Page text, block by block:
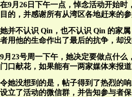
在9月26日下午一点，悼念活动开始
目的，并感谢所有从湾区各地赶来的参
她并不认识 Qin，也不认识 Qin 的家
者用他的生命作出了最后的抗争，却
9月23号周一下午，她决定要做点什
门口献花，如果能有一两家媒体来报道
令她没想到的是，帖子得到了热烈的
设立了活动的微信群，并告知参与者